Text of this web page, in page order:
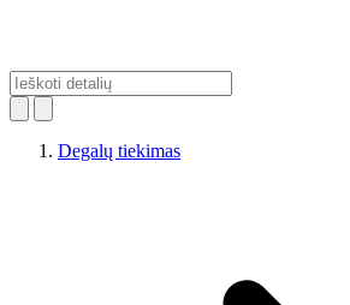
Degalų tiekimas